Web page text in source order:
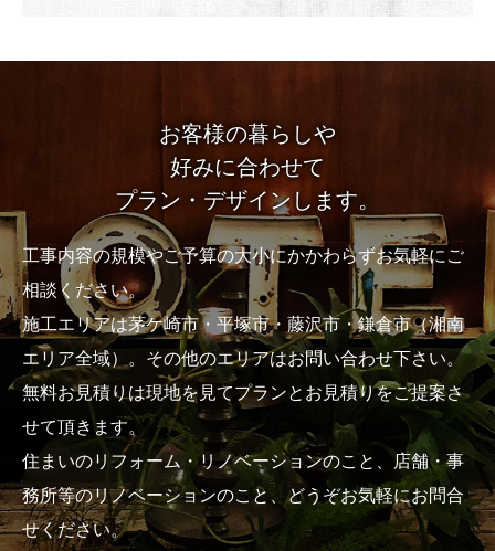
お客様の暮らしや
好みに合わせて
プラン・デザインします。
工事内容の規模やご予算の大小にかかわらずお気軽にご
相談ください。
施工エリアは茅ケ崎市・平塚市・藤沢市・鎌倉市（湘南
エリア全域）。その他のエリアはお問い合わせ下さい。
無料お見積りは現地を見てプランとお見積りをご提案さ
せて頂きます。
住まいのリフォーム・リノベーションのこと、店舗・事
務所等のリノベーションのこと、どうぞお気軽にお問合
せください。